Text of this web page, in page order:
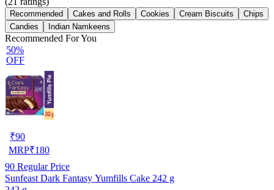
Recommended Cakes and Rolls Cookies Cream Biscuits
Chips
Candies
Indian Namkeens
Recommended For You
50%
OFF
₹90
MRP₹180
90 Regular Price
Sunfeast Dark Fantasy Yumfills Cake 242 g